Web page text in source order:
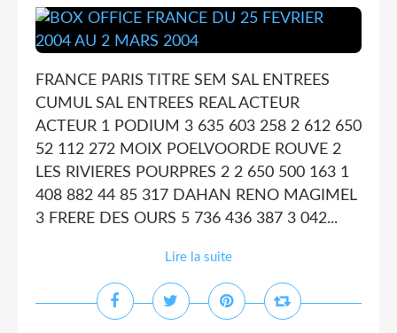
FRANCE PARIS TITRE SEM SAL ENTREES
CUMUL SAL ENTREES REAL ACTEUR
ACTEUR 1 PODIUM 3 635 603 258 2 612 650
52 112 272 MOIX POELVOORDE ROUVE 2
LES RIVIERES POURPRES 2 2 650 500 163 1
408 882 44 85 317 DAHAN RENO MAGIMEL
3 FRERE DES OURS 5 736 436 387 3 042...
Lire la suite